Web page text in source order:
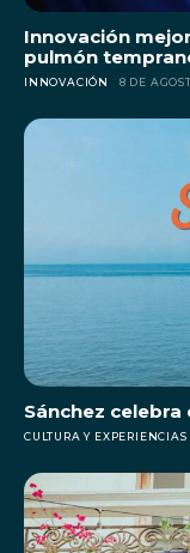
Innovación
pulmón
INNOVACIÓN 8 DE
Sánchez
CULTURA Y EXPERIENCIAS